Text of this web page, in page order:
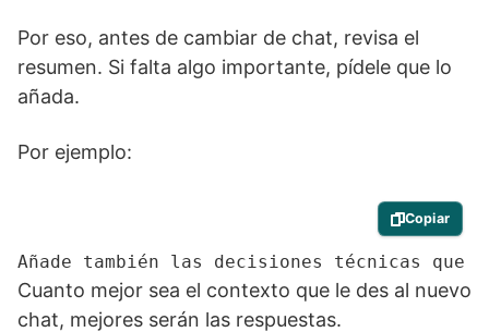
Por eso, antes de cambiar de chat, revisa el
resumen. Si falta algo importante, pídele que lo
añada.
Por ejemplo:
Copiar
Añade también las decisiones técnicas que
Cuanto mejor sea el contexto que le des al nuevo
chat, mejores serán las respuestas.